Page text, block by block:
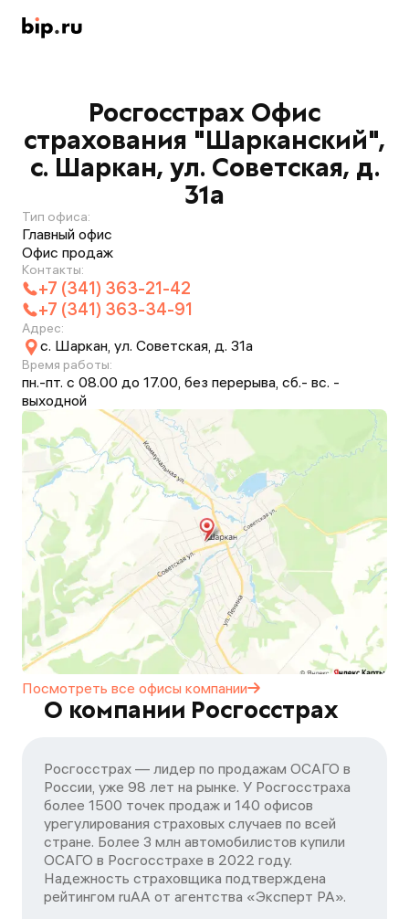
Росгосстрах Офис
страхования "Шарканский",
с. Шаркан, ул. Советская, д.
31а
Тип офиса:
Главный офис
Офис продаж
Контакты:
+7 (341) 363-21-42
+7 (341) 363-34-91
Адрес:
с. Шаркан, ул. Советская, д. 31а
Время работы:
пн.-пт. с 08.00 до 17.00, без перерыва, сб.- вс. -
выходной
Посмотреть все офисы компании
О компании Росгосстрах
Росгосстрах — лидер по продажам ОСАГО в
России, уже 98 лет на рынке. У Росгосстраха
более 1500 точек продаж и 140 офисов
урегулирования страховых случаев по всей
стране. Более 3 млн автомобилистов купили
ОСАГО в Росгосстрахе в 2022 году.
Надежность страховщика подтверждена
рейтингом ruАА от агентства «Эксперт РА».